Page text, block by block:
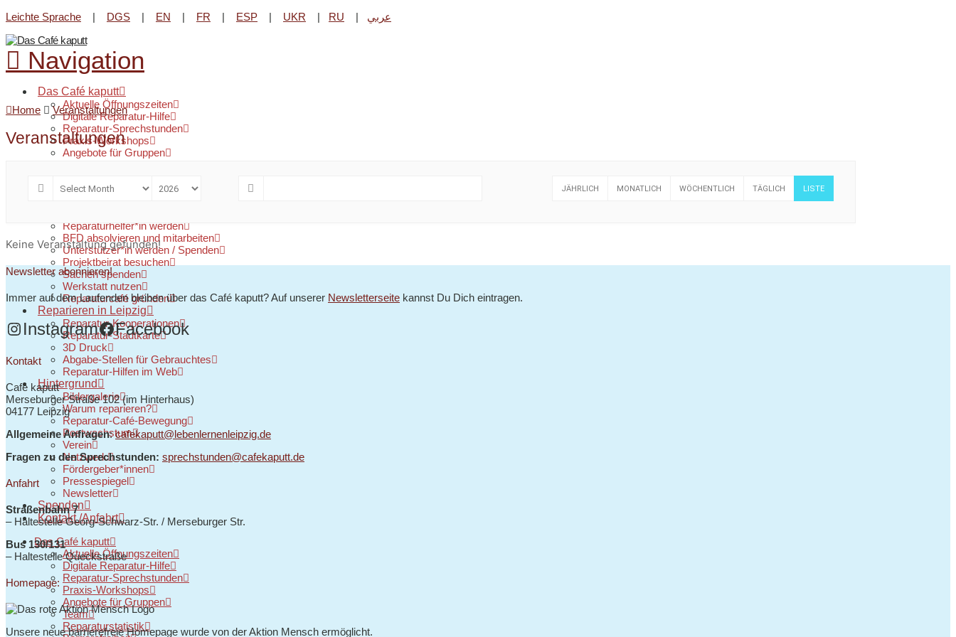
Leichte Sprache | DGS | EN | FR | ESP | UKR | RU | عربي
Navigation
Das Café kaputt
Aktuelle Öffnungszeiten
Digitale Reparatur-Hilfe
Reparatur-Sprechstunden
Praxis-Workshops
Angebote für Gruppen
Barrierefreiheit
Reparaturhelfer*in werden
BFD absolvieren und mitarbeiten
Unterstützer*in werden / Spenden
Projektbeirat besuchen
Sachen spenden
Werkstatt nutzen
Reparaturcafé gründen
Reparieren in Leipzig
Reparatur-Kooperationen
Reparatur-Stadtkarte
3D Druck
Abgabe-Stellen für Gebrauchtes
Reparatur-Hilfen im Web
Hintergrund
Bildergalerie
Warum reparieren?
Reparatur-Café-Bewegung
Postwachstum
Verein
Netzwerk
Fördergeber*innen
Pressespiegel
Newsletter
Spenden
Kontakt /Anfahrt
Das Café kaputt
Aktuelle Öffnungszeiten
Digitale Reparatur-Hilfe
Reparatur-Sprechstunden
Praxis-Workshops
Angebote für Gruppen
Team
Reparaturstatistik
Home Veranstaltungen
Veranstaltungen
JÄHRLICH MONATLICH WÖCHENTLICH TÄGLICH LISTE
Keine Veranstaltung gefunden!
Newsletter abonnieren!
Immer auf dem Laufenden bleiben über das Café kaputt? Auf unserer Newsletterseite kannst Du Dich eintragen.
Instagram Facebook
Kontakt
Café kaputt
Merseburger Straße 102 (im Hinterhaus)
04177 Leipzig
Allgemeine Anfragen:cafekaputt@lebenlernenleipzig.de
Fragen zu den Sprechstunden: sprechstunden@cafekaputt.de
Anfahrt
Straßenbahn 7
– HaltestelleGeorg-Schwarz-Str. / Merseburger Str.
Bus 130/131
– Haltestelle Queckstraße
Homepage:
Unsere neue barrierefreie Homepage wurde von der Aktion Mensch ermöglicht.
Reparatur-Angebot im Lene-Voigt Park beim